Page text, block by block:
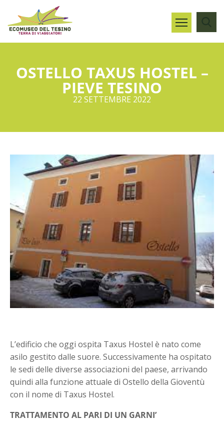
OSTELLO TAXUS HOSTEL –
PIEVE TESINO
22 SETTEMBRE 2022
L’edificio che oggi ospita Taxus Hostel è nato come
asilo gestito dalle suore. Successivamente ha ospitato
le sedi delle diverse associazioni del paese, arrivando
quindi alla funzione attuale di Ostello della Gioventù
con il nome di Taxus Hostel.
TRATTAMENTO AL PARI DI UN GARNI’